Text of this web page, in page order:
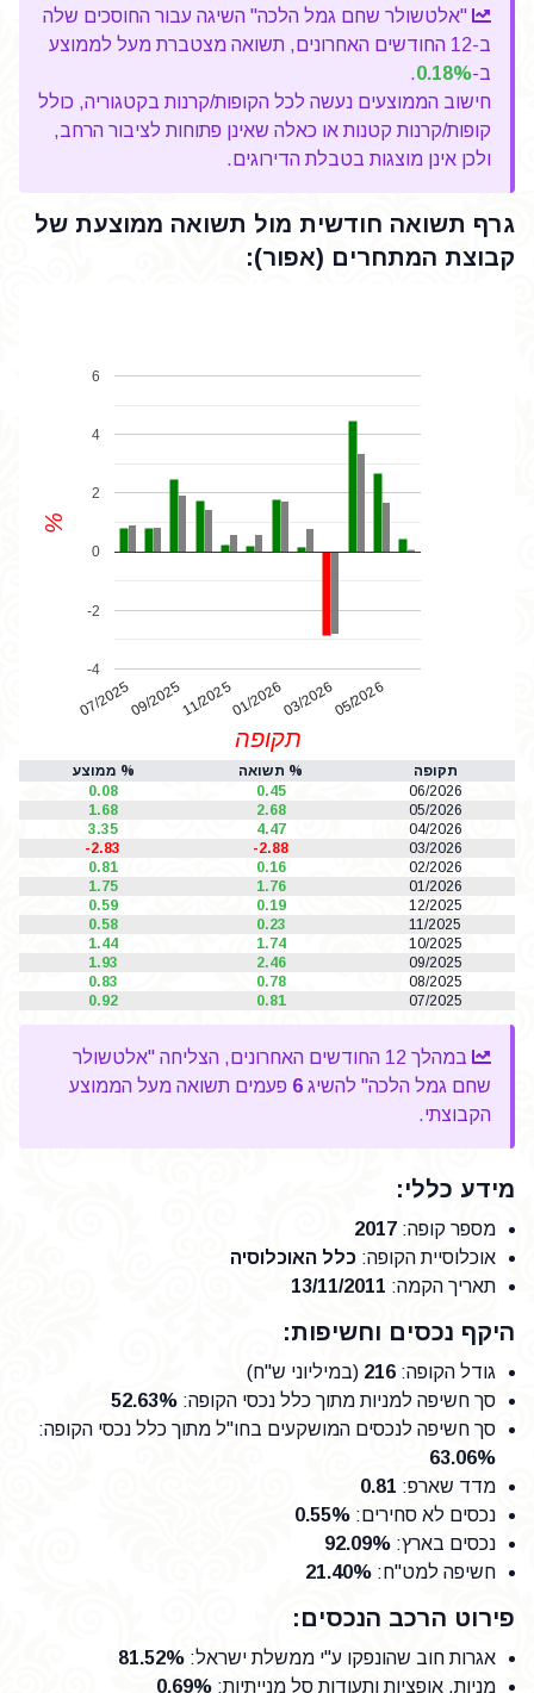
"אלטשולר שחם גמל הלכה" השיגה עבור החוסכים שלה
ב-12 החודשים האחרונים, תשואה מצטברת מעל לממוצע
ב-0.18%
.
חישוב הממוצעים נעשה לכל הקופות/קרנות בקטגוריה, כולל
קופות/קרנות קטנות או כאלה שאינן פתוחות לציבור הרחב,
ולכן אינן מוצגות בטבלת הדירוגים.
גרף תשואה חודשית מול תשואה ממוצעת של
קבוצת המתחרים (אפור):
07/202509/202511/202501/202603/202605/2026
-4
-2
0
2
4
6
תקופה
%
תקופה % תשואה
% ממוצע
06/2026
0.45
0.08
05/2026
2.68
1.68
04/2026
4.47
3.35
03/2026
-2.88
-2.83
02/2026
0.16
0.81
01/2026
1.76
1.75
12/2025
0.19
0.59
11/2025
0.23
0.58
10/2025
1.74
1.44
09/2025
2.46
1.93
08/2025
0.78
0.83
07/2025
0.81
0.92
במהלך 12 החודשים האחרונים, הצליחה "אלטשולר
שחם גמל הלכה" להשיג 6 פעמים תשואה מעל הממוצע
הקבוצתי.
מידע כללי:
מספר קופה:
2017
אוכלוסיית הקופה: כלל האוכלוסיה
תאריך הקמה:
13/11/2011
היקף נכסים וחשיפות:
גודל הקופה:
216 (במיליוני ש"ח)
סך חשיפה למניות מתוך כלל נכסי הקופה:
52.63%
סך חשיפה לנכסים המושקעים בחו"ל מתוך כלל נכסי הקופה:
63.06%
מדד שארפ:
0.81
נכסים לא סחירים:
0.55%
נכסים בארץ:
92.09%
חשיפה למט"ח:
21.40%
פירוט הרכב הנכסים:
אגרות חוב שהונפקו ע"י ממשלת ישראל:
81.52%
מניות, אופציות ותעודות סל מנייתיות:
0.69%